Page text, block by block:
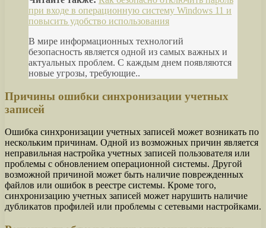
при входе в операционную систему Windows 11 и
повысить удобство использования
В мире информационных технологий
безопасность является одной из самых важных и
актуальных проблем. С каждым днем появляются
новые угрозы, требующие..
Причины ошибки синхронизации учетных
записей
Ошибка синхронизации учетных записей может возникать по
нескольким причинам. Одной из возможных причин является
неправильная настройка учетных записей пользователя или
проблемы с обновлением операционной системы. Другой
возможной причиной может быть наличие поврежденных
файлов или ошибок в реестре системы. Кроме того,
синхронизацию учетных записей может нарушить наличие
дубликатов профилей или проблемы с сетевыми настройками.